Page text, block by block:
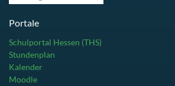
Portale
Schulportal Hessen (THS)
Stundenplan
Kalender
Moodle